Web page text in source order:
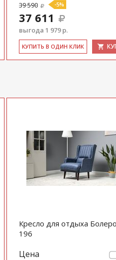
39 590 -5%
37 611
выгода 1 979 р.
КУ­ПИТЬ В ОДИН КЛИК
Кресло для отдыха
196
Цена